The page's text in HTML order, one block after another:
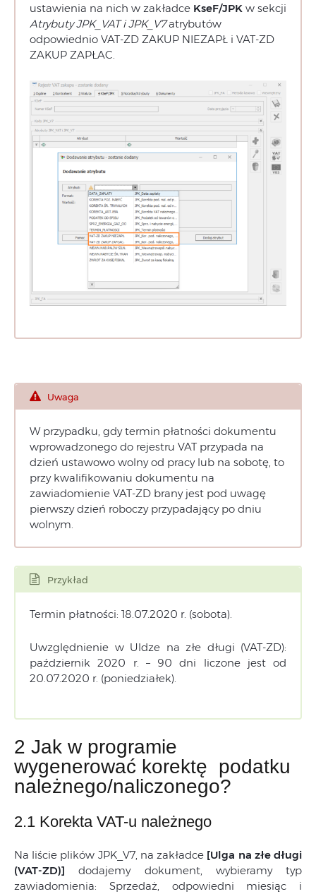
ustawienia na nich w zakładce KseF/JPK w sekcji
Atrybuty JPK_VAT i JPK_V7atrybutów
odpowiednio VAT-ZD ZAKUP NIEZAPŁ i VAT-ZD
ZAKUP ZAPŁAC.
Uwaga
W przypadku, gdy termin płatności dokumentu
wprowadzonego do rejestru VAT przypada na
dzień ustawowo wolny od pracy lub na sobotę, to
przy kwalifikowaniu dokumentu na
zawiadomienie VAT-ZD brany jest pod uwagę
pierwszy dzień roboczy przypadający po dniu
wolnym.
Przykład
Termin płatności: 18.07.2020 r. (sobota).
Uwzględnienie w Uldze na złe długi (VAT-ZD):
październik 2020 r. – 90 dni liczone jest od
20.07.2020 r. (poniedziałek).
2 Jak w programie
wygenerować korektę podatku
należnego/naliczonego?
2.1 Korekta VAT-u należnego
Na liście plików JPK_V7, na zakładce [Ulga na złe długi
(VAT-ZD)] dodajemy dokument, wybieramy typ
zawiadomienia: Sprzedaż, odpowiedni miesiąc i